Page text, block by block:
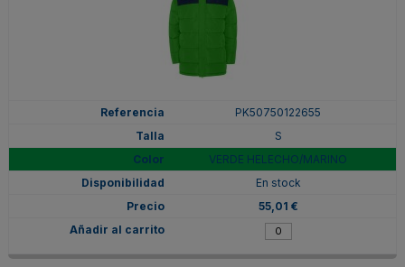
PK50750122655
S
VERDE HELECHO/MARINO
En stock
55,01 €